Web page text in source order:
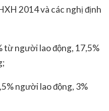
2014 và các nghị định
người lao động, 17,5%
người lao động, 3%